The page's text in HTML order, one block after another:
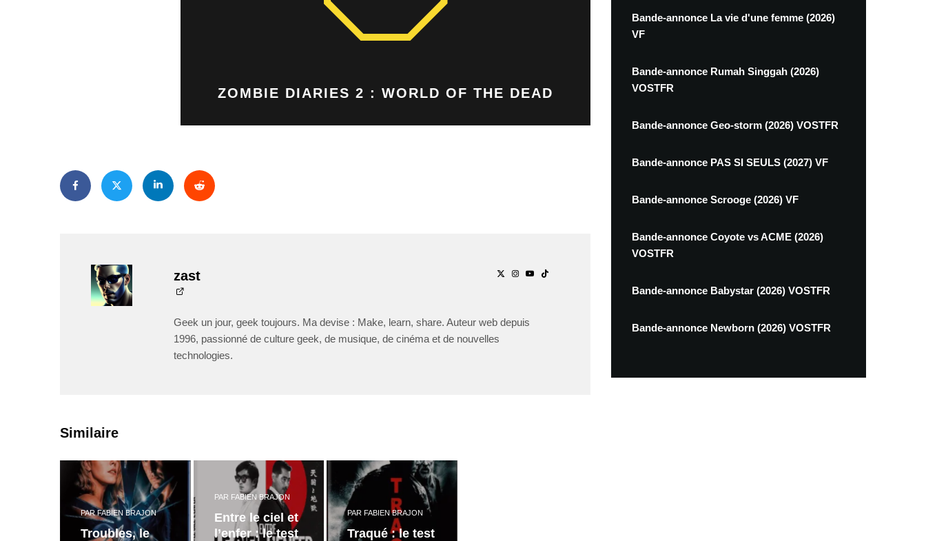
ZOMBIE DIARIES 2 : WORLD OF THE DEAD
zast
Geek un jour, geek toujours. Ma devise : Make, learn, share. Auteur web depuis
1996, passionné de culture geek, de musique, de cinéma et de nouvelles
technologies.
Similaire
PARFABIEN BRAJON
Troubles, le
PAR FABIEN BRAJON
Entre le ciel et
l’enfer : le test
PAR FABIEN BRAJON
Traqué : le test
Bande-annonce La vie d'une femme (2026)
VF
Bande-annonce Rumah Singgah (2026)
VOSTFR
Bande-annonce Geo-storm (2026) VOSTFR
Bande-annonce PAS SI SEULS (2027) VF
Bande-annonce Scrooge (2026) VF
Bande-annonce Coyote vs ACME (2026)
VOSTFR
Bande-annonce Babystar (2026) VOSTFR
Bande-annonce Newborn (2026) VOSTFR